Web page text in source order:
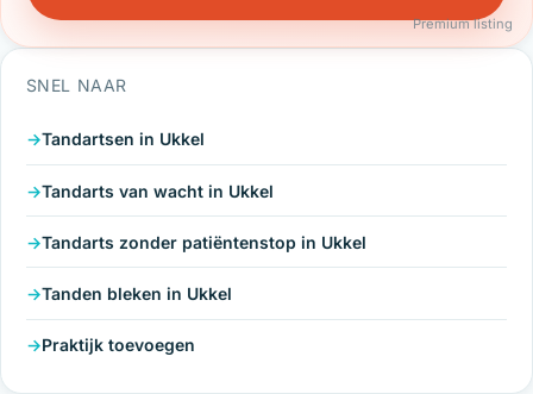
Premium listing
SNEL NAAR
Tandartsen in Ukkel
Tandarts van wacht in Ukkel
Tandarts zonder patiëntenstop in Ukkel
Tanden bleken in Ukkel
Praktijk toevoegen